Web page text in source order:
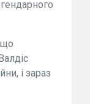
що
і зараз